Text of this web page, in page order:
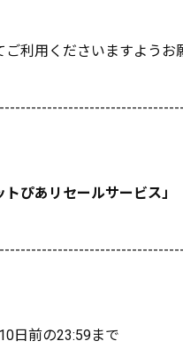
利用くださいますようお
ぴあリセールサービス」
日前の23:59まで